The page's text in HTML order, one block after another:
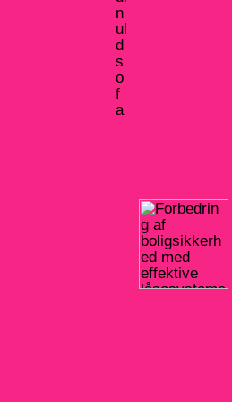
n
ul
d
s
o
f
a